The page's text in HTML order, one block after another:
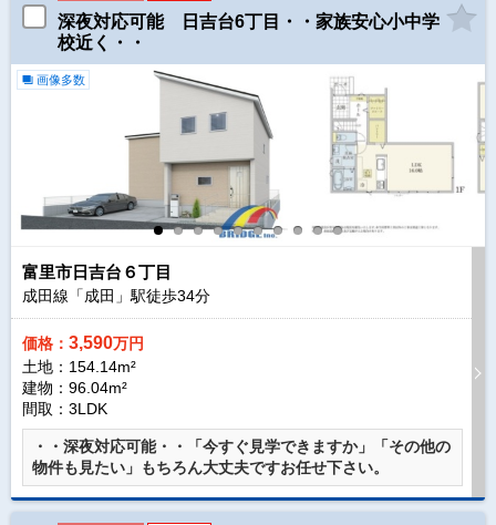
深夜対応可能 日吉台6丁目・・家族安心小中学
校近く・・
画像多数
富里市日吉台６丁目
成田線「成田」駅徒歩34分
価格： 3,590万円
土地：154.14m²
建物：96.04m²
間取：3LDK
・・深夜対応可能・・「今すぐ見学できますか」「その他の
物件も見たい」もちろん大丈夫ですお任せ下さい。